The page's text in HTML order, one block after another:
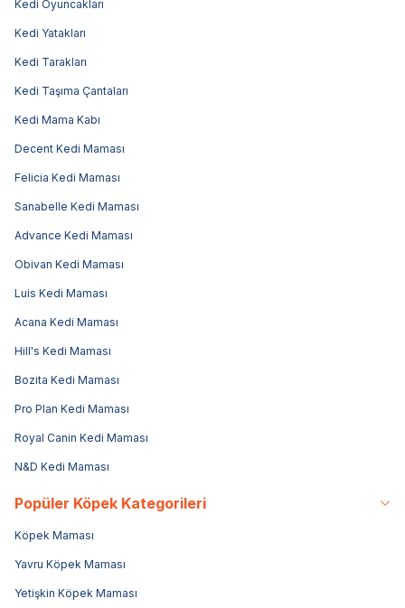
Kedi Oyuncakları
Kedi Yatakları
Kedi Tarakları
Kedi Taşıma Çantaları
Kedi Mama Kabı
Decent Kedi Maması
Felicia Kedi Maması
Sanabelle Kedi Maması
Advance Kedi Maması
Obivan Kedi Maması
Luis Kedi Maması
Acana Kedi Maması
Hill's Kedi Maması
Bozita Kedi Maması
Pro Plan Kedi Maması
Royal Canin Kedi Maması
N&D Kedi Maması
Popüler Köpek Kategorileri
Köpek Maması
Yavru Köpek Maması
Yetişkin Köpek Maması